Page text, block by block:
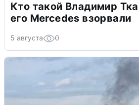
Кто такой Владимир
его Mercedes взорвали
5 августа 0